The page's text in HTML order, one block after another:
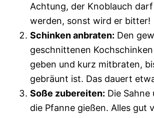
Achtung, der Knoblauch
werden, sonst wird er bitter!
Schinken anbraten: Den
geschnittenen
geben und kurz mitbraten,
gebräunt ist. Das dauert
Soße zubereiten: Die Sahne
die Pfanne gießen. Alles gut